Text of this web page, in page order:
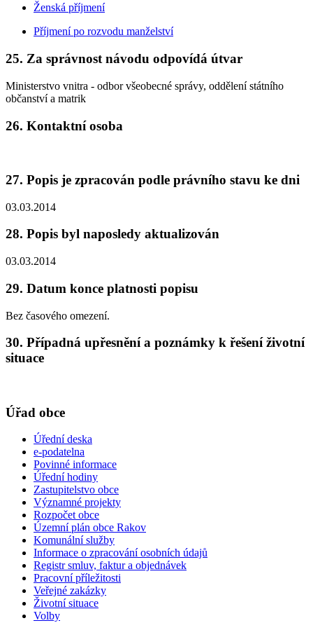
Ženská příjmení
Příjmení po rozvodu manželství
25. Za správnost návodu odpovídá útvar
Ministerstvo vnitra - odbor všeobecné správy, oddělení státního
občanství a matrik
26. Kontaktní osoba
27. Popis je zpracován podle právního stavu ke dni
03.03.2014
28. Popis byl naposledy aktualizován
03.03.2014
29. Datum konce platnosti popisu
Bez časového omezení.
30. Případná upřesnění a poznámky k řešení životní
situace
Úřad obce
Úřední deska
e-podatelna
Povinné informace
Úřední hodiny
Zastupitelstvo obce
Významné projekty
Rozpočet obce
Územní plán obce Rakov
Komunální služby
Informace o zpracování osobních údajů
Registr smluv, faktur a objednávek
Pracovní příležitosti
Veřejné zakázky
Životní situace
Volby